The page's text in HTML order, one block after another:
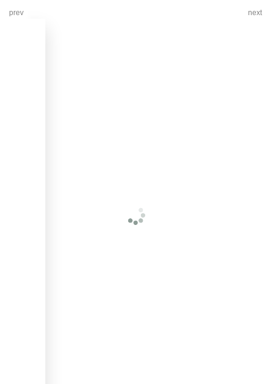
prev next